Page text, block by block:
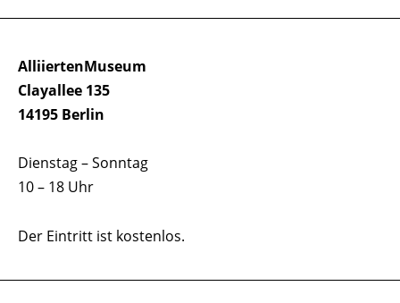
AlliiertenMuseum
Clayallee 135
14195 Berlin
Dienstag – Sonntag
10 – 18 Uhr
Der Eintritt ist kostenlos.